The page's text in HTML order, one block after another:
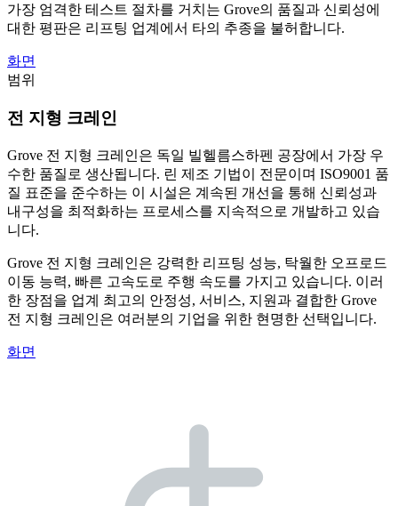
가장 엄격한 테스트 절차를 거치는 Grove의 품질과 신뢰성에
대한 평판은 리프팅 업계에서 타의 추종을 불허합니다.
화면
범위
전 지형 크레인
Grove 전 지형 크레인은 독일 빌헬름스하펜 공장에서 가장 우
수한 품질로 생산됩니다. 린 제조 기법이 전문이며 ISO9001 품
질 표준을 준수하는 이 시설은 계속된 개선을 통해 신뢰성과
내구성을 최적화하는 프로세스를 지속적으로 개발하고 있습
니다.
Grove 전 지형 크레인은 강력한 리프팅 성능, 탁월한 오프로드
이동 능력, 빠른 고속도로 주행 속도를 가지고 있습니다. 이러
한 장점을 업계 최고의 안정성, 서비스, 지원과 결합한 Grove
전 지형 크레인은 여러분의 기업을 위한 현명한 선택입니다.
화면